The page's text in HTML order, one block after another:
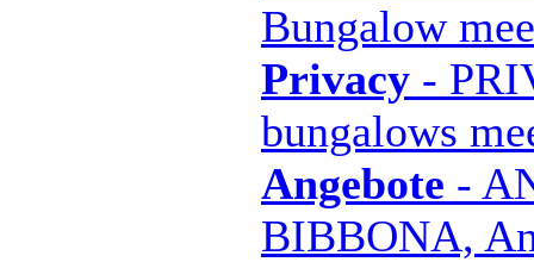
Bungalow
Privacy -
bungalows
Angebote -
BIBBONA,